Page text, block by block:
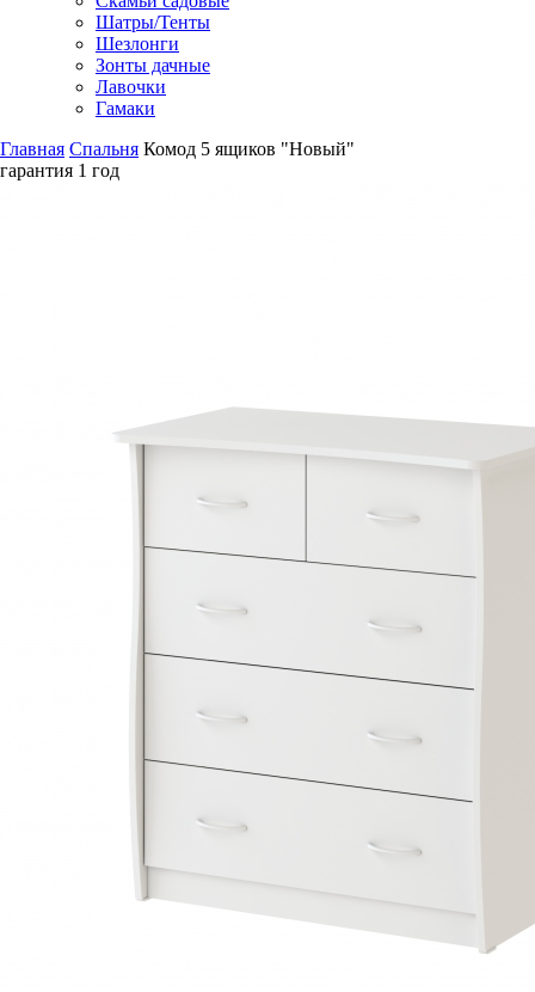
Шатры/Тенты
Шезлонги
Зонты дачные
Лавочки
Гамаки
Главная Спальня Комод 5 ящиков "Новый"
гарантия 1 год